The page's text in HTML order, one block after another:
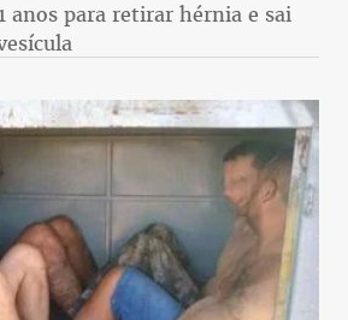
anos para retirar hérnia e sai